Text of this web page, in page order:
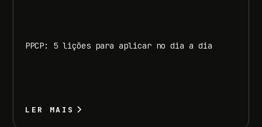
PPCP: 5 lições para aplicar no dia a dia
LER MAIS